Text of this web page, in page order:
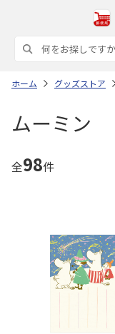
ホーム グッズストア
ムーミン
全98件